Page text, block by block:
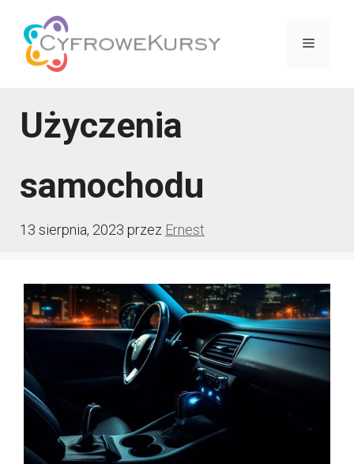
treści
Menu
Użyczenia
samochodu
13 sierpnia, 2023 przez Ernest